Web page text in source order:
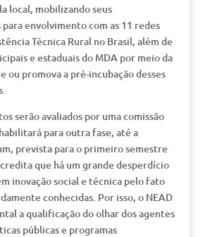
local, mobilizando seus
envolvimento com as 11 redes
Técnica Rural no Brasil, além de
e estaduais do MDA por meio da
ou promova a pré-incubação desses
serão avaliados por uma comissão
para outra fase, até a
prevista para o primeiro semestre
que há um grande desperdício
inovação social e técnica pelo fato
conhecidas. Por isso, o NEAD
a qualificação do olhar dos agentes
públicas e programas